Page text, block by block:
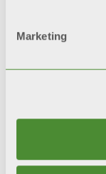
Marketing